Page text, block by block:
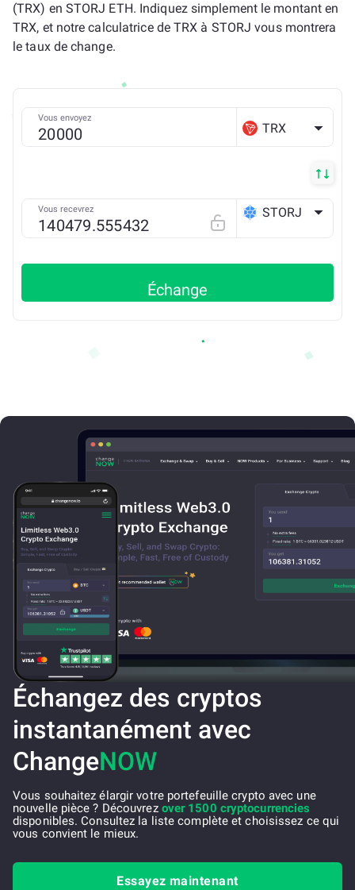
(TRX) en STORJ ETH. Indiquez simplement le montant en
TRX, et notre calculatrice de TRX à STORJ vous montrera
le taux de change.
Vous envoyez
TRX
Vous recevrez STORJ
Échange
Échangez des cryptos
instantanément avec
ChangeNOW
Vous souhaitez élargir votre portefeuille crypto avec une
nouvelle pièce ? Découvrez over 1500 cryptocurrencies
disponibles. Consultez la liste complète et choisissez ce qui
vous convient le mieux.
Essayez maintenant